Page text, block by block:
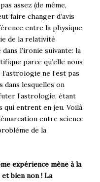
assez (de même,
faire changer d’avis
entre la physique
de la relativité
l’ironie suivante: la
parce qu’elle nous
ne l’est pas
dans lesquelles on
l’astrologie, étant
qui entrent en jeu. Voilà
entre science
de la
expérience mène à la
bien non ! La